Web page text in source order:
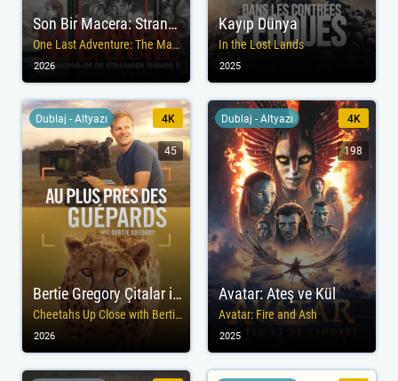
Son Bir Macera: Stranger Things 5. Sezon Kamera Arkası
One Last Adventure: The Making of Stranger Things 5
2026
Kayıp Dünya
In the Lost Lands
2025
Bertie Gregory Çitalar ile Yüz Yüze
Cheetahs Up Close with Bertie Gregory
Dublaj - Altyazı 4K
45
2026
Avatar: Ateş ve Kül
Avatar: Fire and Ash
Dublaj - Altyazı 4K
198
2025